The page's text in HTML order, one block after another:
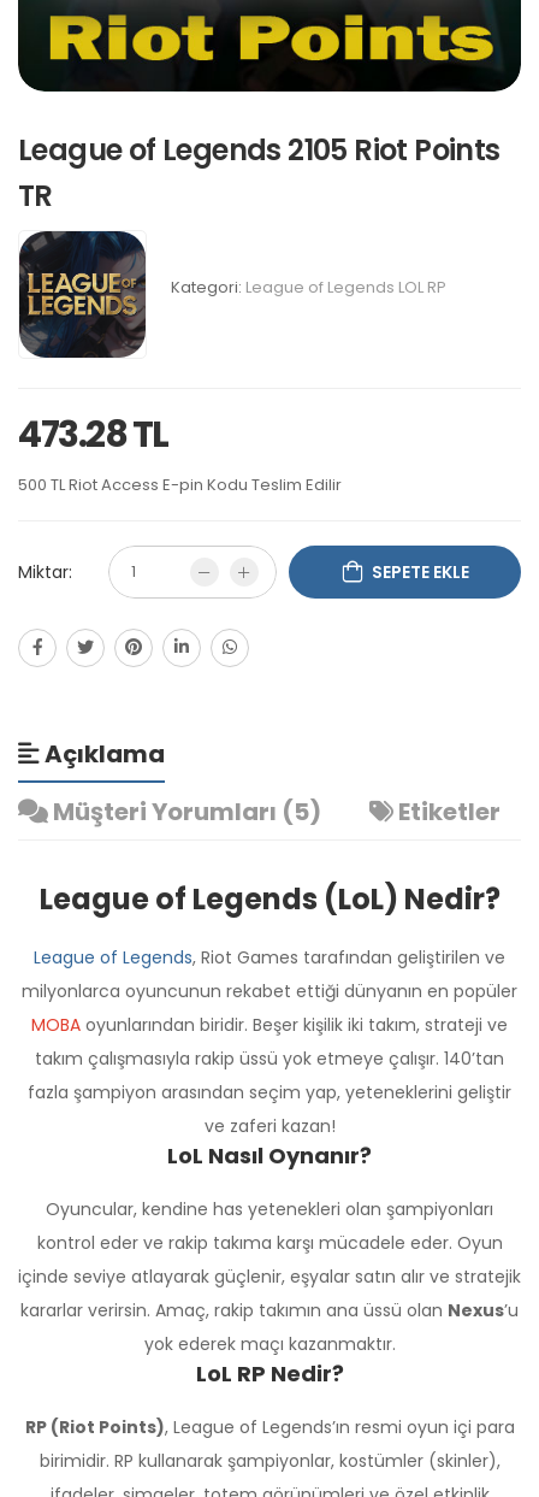
League of Legends 2105 Riot Points
TR
Kategori: League of Legends LOL RP
473.28 TL
500 TL Riot Access E-pin Kodu Teslim Edilir
Miktar: SEPETE EKLE
Açıklama
Müşteri Yorumları (5)
Etiketler
League of Legends (LoL) Nedir?
League of Legends, Riot Games tarafından geliştirilen ve
milyonlarca oyuncunun rekabet ettiği dünyanın en popüler
MOBA oyunlarından biridir. Beşer kişilik iki takım, strateji ve
takım çalışmasıyla rakip üssü yok etmeye çalışır. 140’tan
fazla şampiyon arasından seçim yap, yeteneklerini geliştir
ve zaferi kazan!
LoL Nasıl Oynanır?
Oyuncular, kendine has yetenekleri olan şampiyonları
kontrol eder ve rakip takıma karşı mücadele eder. Oyun
içinde seviye atlayarak güçlenir, eşyalar satın alır ve stratejik
kararlar verirsin. Amaç, rakip takımın ana üssü olan Nexus’u
yok ederek maçı kazanmaktır.
LoL RP Nedir?
RP (Riot Points), League of Legends’ın resmi oyun içi para
birimidir. RP kullanarak şampiyonlar, kostümler (skinler),